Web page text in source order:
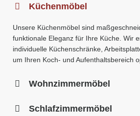
Küchenmöbel
Unsere Küchenmöbel sind
funktionale Eleganz für Ihre Küche. Wir
individuelle Küchenschränke,
um Ihren Koch- und Aufenthaltsbereich
Wohnzimmermöbel
Schlafzimmermöbel